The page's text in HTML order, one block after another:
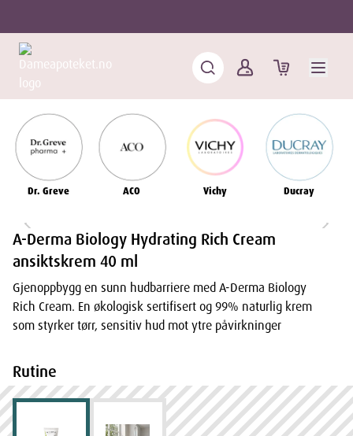
Dr. Greve ACO Vichy Ducray
A-Derma Biology Hydrating Rich Cream
ansiktskrem 40 ml
Gjenoppbygg en sunn hudbarriere med A-Derma Biology
Rich Cream. En økologisk sertifisert og 99% naturlig krem
som styrker tørr, sensitiv hud mot ytre påvirkninger
Rutine